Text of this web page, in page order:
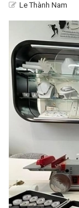
Le Thành Nam